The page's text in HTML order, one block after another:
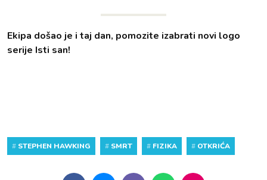
Ekipa došao je i taj dan, pomozite izabrati novi logo
serije Isti san!
# STEPHEN HAWKING # SMRT # FIZIKA # OTKRIĆA